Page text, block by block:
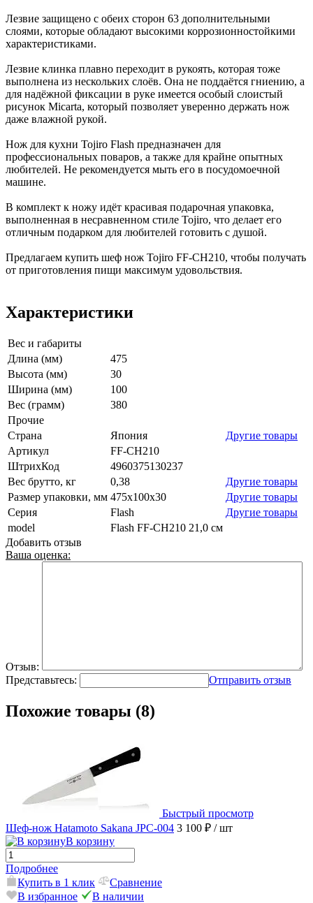
Лезвие защищено с обеих сторон 63 дополнительными
слоями, которые обладают высокими коррозионностойкими
характеристиками.
Лезвие клинка плавно переходит в рукоять, которая тоже
выполнена из нескольких слоёв. Она не поддаётся гниению, а
для надёжной фиксации в руке имеется особый слоистый
рисунок Micarta, который позволяет уверенно держать нож
даже влажной рукой.
Нож для кухни Tojiro Flash предназначен для
профессиональных поваров, а также для крайне опытных
любителей. Не рекомендуется мыть его в посудомоечной
машине.
В комплект к ножу идёт красивая подарочная упаковка,
выполненная в несравненном стиле Tojiro, что делает его
отличным подарком для любителей готовить с душой.
Предлагаем купить шеф нож Tojiro FF-CH210, чтобы получать
от приготовления пищи максимум удовольствия.
Характеристики
Вес и габариты
Длина (мм)
475
Высота (мм)
30
Ширина (мм)
100
Вес (грамм)
380
Прочие
Страна
Япония
Другие товары
Артикул
FF-CH210
ШтрихКод
4960375130237
Вес брутто, кг
0,38
Другие товары
Размер упаковки, мм 475x100x30
Другие товары
Серия
Flash
Другие товары
model
Flash FF-CH210 21,0 см
Добавить отзыв
Ваша оценка:
Отзыв:
Представьтесь:
Отправить отзыв
Похожие товары (8)
Быстрый просмотр
Шеф-нож Hatamoto Sakana JPC-004 3 100 ₽ / шт
В корзину
Подробнее
Купить в 1 клик
Сравнение
В избранное
В наличии